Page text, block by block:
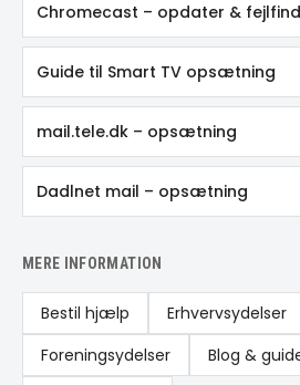
Chromecast – opdater &
Guide til Smart TV opsætning
mail.tele.dk – opsætning
Dadlnet mail – opsætning
MERE INFORMATION
Bestil hjælp Erhvervsydelser
Foreningsydelser
Blog &